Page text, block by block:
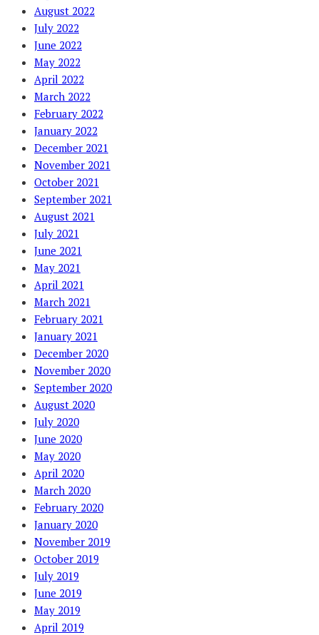
August 2022
July 2022
June 2022
May 2022
April 2022
March 2022
February 2022
January 2022
December 2021
November 2021
October 2021
September 2021
August 2021
July 2021
June 2021
May 2021
April 2021
March 2021
February 2021
January 2021
December 2020
November 2020
September 2020
August 2020
July 2020
June 2020
May 2020
April 2020
March 2020
February 2020
January 2020
November 2019
October 2019
July 2019
June 2019
May 2019
April 2019